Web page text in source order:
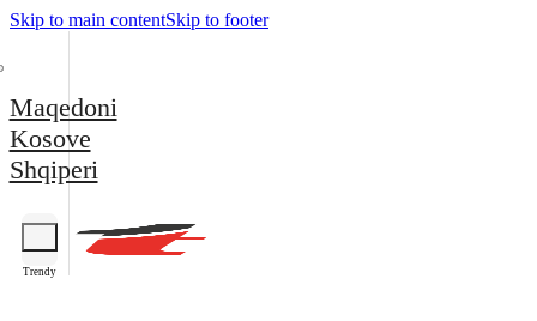
Skip to main contentSkip to footer
Maqedoni
Kosove
Shqiperi
Trendy